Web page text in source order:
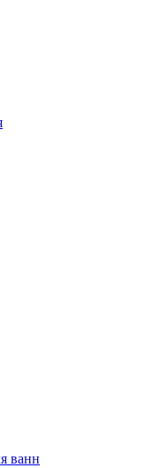
ванн